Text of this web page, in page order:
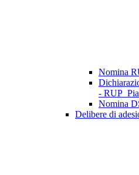
Nomina
-
Nomina
Delibere di